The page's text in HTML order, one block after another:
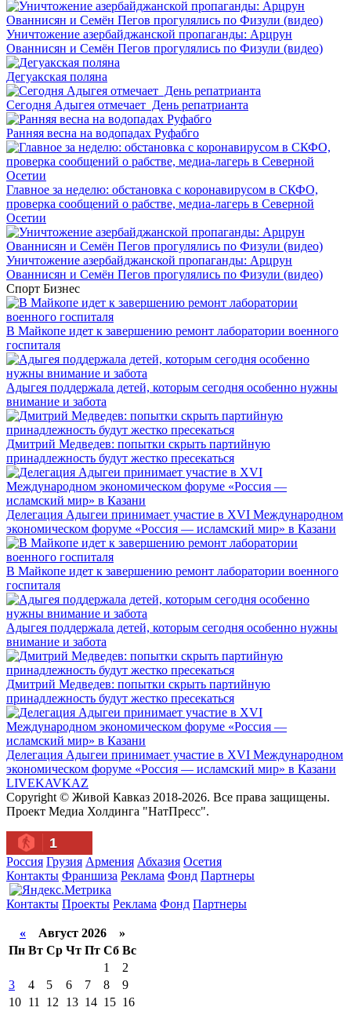
Уничтожение азербайджанской пропаганды: Арцрун
Ованнисян и Семён Пегов прогулялись по Физули (видео)
Дегуакская поляна
Сегодня Адыгея отмечает День репатрианта
Ранняя весна на водопадах Руфабго
Главное за неделю: обстановка с коронавирусом в СКФО,
проверка сообщений о рабстве, медиа-лагерь в Северной
Осетии
Уничтожение азербайджанской пропаганды: Арцрун
Ованнисян и Семён Пегов прогулялись по Физули (видео)
Спорт Бизнес
В Майкопе идет к завершению ремонт лаборатории военного
госпиталя
Адыгея поддержала детей, которым сегодня особенно нужны
внимание и забота
Дмитрий Медведев: попытки скрыть партийную
принадлежность будут жестко пресекаться
Делегация Адыгеи принимает участие в XVI Международном
экономическом форуме «Россия — исламский мир» в Казани
В Майкопе идет к завершению ремонт лаборатории военного
госпиталя
Адыгея поддержала детей, которым сегодня особенно нужны
внимание и забота
Дмитрий Медведев: попытки скрыть партийную
принадлежность будут жестко пресекаться
Делегация Адыгеи принимает участие в XVI Международном
экономическом форуме «Россия — исламский мир» в Казани
LIVEKAVKAZ
Copyright © Живой Кавказ 2018-2026. Все права защищены.
Проект Медиа Холдинга "НатПресс".
1
Россия Грузия Армения Абхазия Осетия
Контакты Франшиза Реклама Фонд Партнеры
Контакты Проекты Реклама Фонд Партнеры
« Август 2026 »
Пн Вт Ср Чт Пт Сб Вс
1
2
3
4 5 6 7 8
9
10 11 12 13 14 15 16